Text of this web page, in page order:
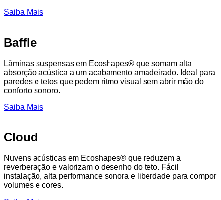
Saiba Mais
Baffle
Lâminas suspensas em Ecoshapes® que somam alta
absorção acústica a um acabamento amadeirado. Ideal para
paredes e tetos que pedem ritmo visual sem abrir mão do
conforto sonoro.
Saiba Mais
Cloud
Nuvens acústicas em Ecoshapes® que reduzem a
reverberação e valorizam o desenho do teto. Fácil
instalação, alta performance sonora e liberdade para compor
volumes e cores.